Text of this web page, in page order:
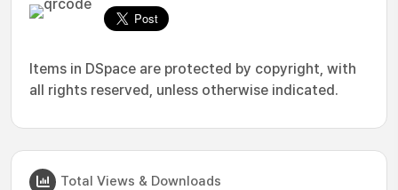
Items in DSpace are protected by copyright, with
all rights reserved, unless otherwise indicated.
Total Views & Downloads